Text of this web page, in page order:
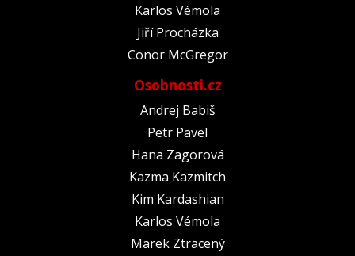
Karlos Vémola
Jiří Procházka
Conor McGregor
Osobnosti.cz
Andrej Babiš
Petr Pavel
Hana Zagorová
Kazma Kazmitch
Kim Kardashian
Karlos Vémola
Marek Ztracený